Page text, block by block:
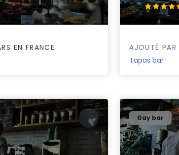
EN FRANCE
4.8/5
AJOUTÉ PAR
Tapas bar
Gay bar